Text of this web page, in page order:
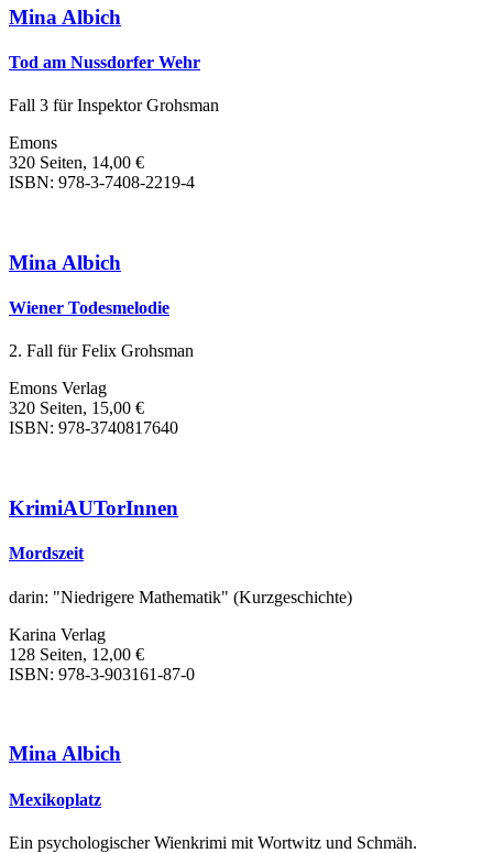
Mina Albich
Tod am Nussdorfer Wehr
Fall 3 für Inspektor Grohsman
Emons
320 Seiten, 14,00 €
ISBN: 978-3-7408-2219-4
Mina Albich
Wiener Todesmelodie
2. Fall für Felix Grohsman
Emons Verlag
320 Seiten, 15,00 €
ISBN: 978-3740817640
KrimiAUTorInnen
Mordszeit
darin: "Niedrigere Mathematik" (Kurzgeschichte)
Karina Verlag
128 Seiten, 12,00 €
ISBN: 978-3-903161-87-0
Mina Albich
Mexikoplatz
Ein psychologischer Wienkrimi mit Wortwitz und Schmäh.